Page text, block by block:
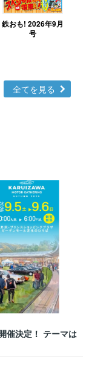
鉄おも! 2026年9月
号
全てを見る
催決定！ テーマは